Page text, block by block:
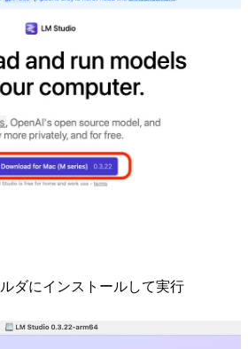
ダにインストールして実行